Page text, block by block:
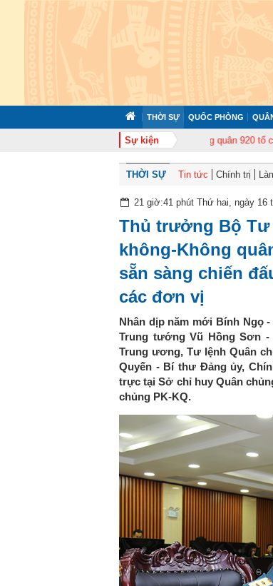
THỜI SỰ QUỐC PHÒNG
Sự kiện
Trung đoàn Không quân 920 tổ chức Lễ
THỜI SỰ Tin tức Chính trị
21 giờ:41 phút Thứ hai, ngày 16
Thủ trưởng Bộ Tư
không-Không
sẵn sàng chiến
các đơn vị
Nhân dịp năm mới Bính Ngọ -
Trung tướng Vũ Hồng Sơn
Trung ương, Tư lệnh Quân
Quyến - Bí thư Đảng ủy,
trực tại Sở chỉ huy Quân
chủng PK-KQ.